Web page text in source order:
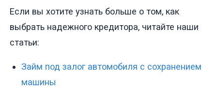
Если вы хотите узнать больше о том, как
выбрать надежного кредитора, читайте наши
статьи:
Займ под залог автомобиля с сохранением
машины